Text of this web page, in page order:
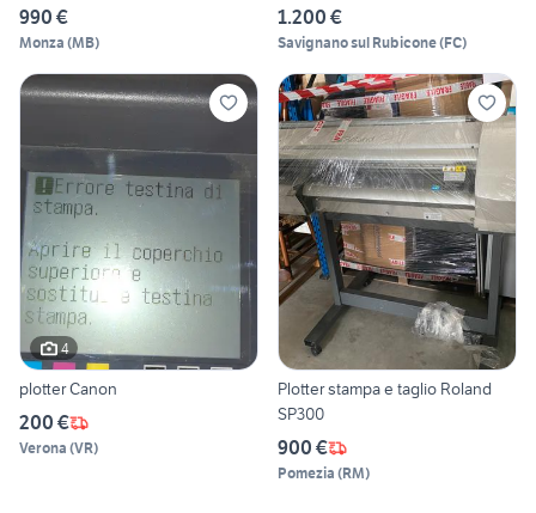
990 €
Monza (MB)
1.200 €
Savignano sul Rubicone(FC)
4
plotter Canon
200 €
Verona (VR)
Plotter stampa e taglio Roland
SP300
900 €
Pomezia (RM)